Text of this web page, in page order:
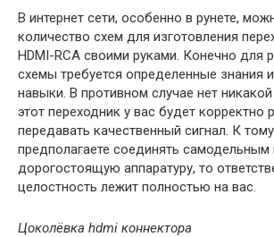
В интернет сети, особенно в рунете,
количество схем для изготовления
HDMI-RCA своими руками. Конечно для
схемы требуется определенные знания
навыки. В противном случае нет никакой
этот переходник у вас будет корректно
передавать качественный сигнал. К
предполагаете соединять самодельным
дорогостоящую аппаратуру, то
целостность лежит полностью на вас.
Цоколёвка hdmi коннектора